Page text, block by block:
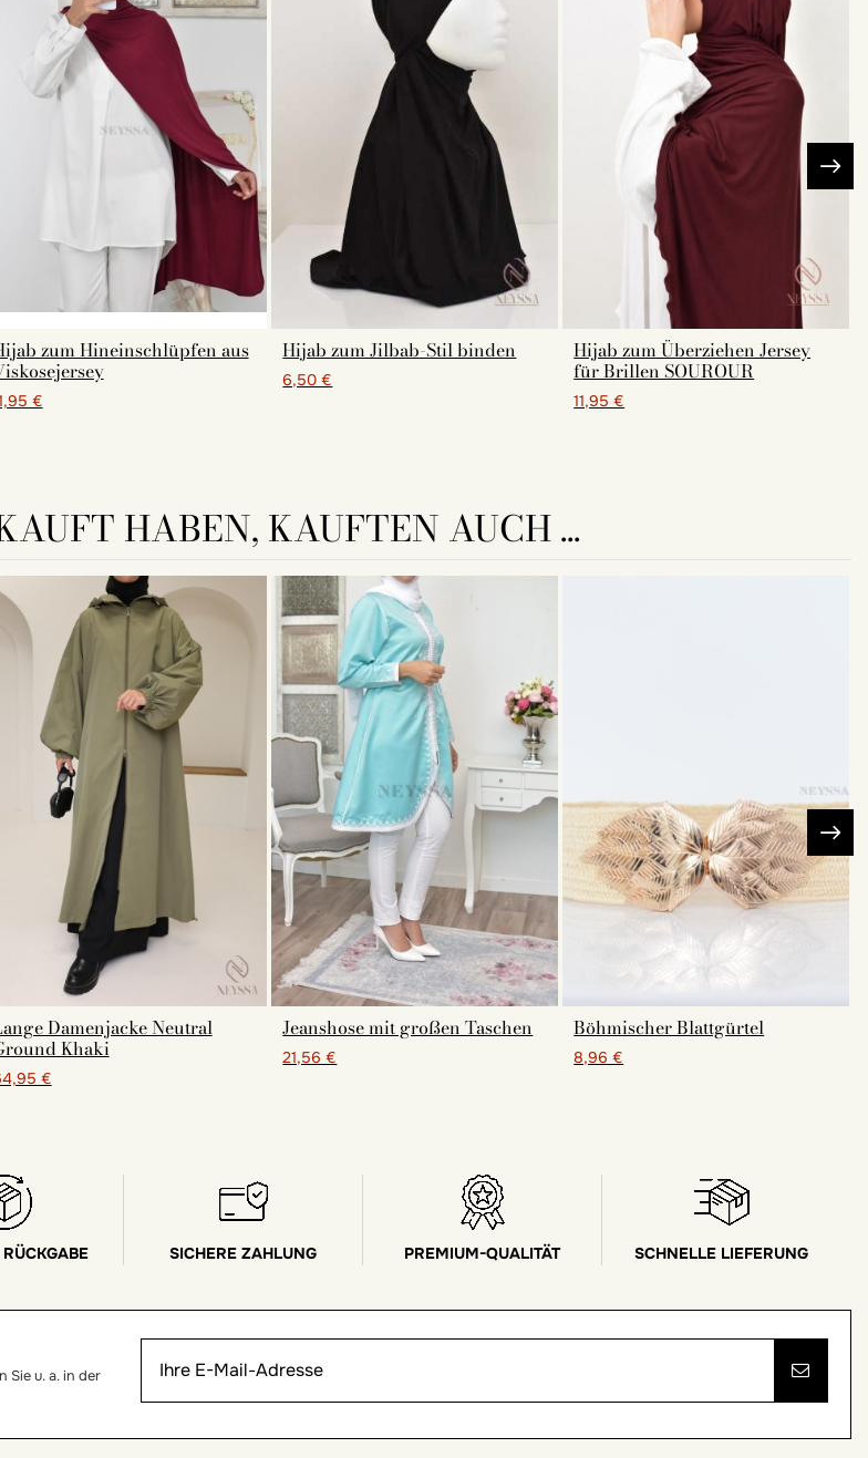
zum Hineinschlüpfen aus
€
Hijab zum Jilbab-Stil binden
6,50 €
Hijab zum Überziehen Jersey
für Brillen SOUROUR
11,95 €
HABEN, KAUFTEN AUCH ...
Damenjacke Neutral
Khaki
€
Jeanshose mit großen Taschen
21,56 €
Böhmischer Blattgürtel
8,96 €
SICHERE ZAHLUNG PREMIUM-QUALITÄT SCHNELLE LIEFERUNG
u. a. in der